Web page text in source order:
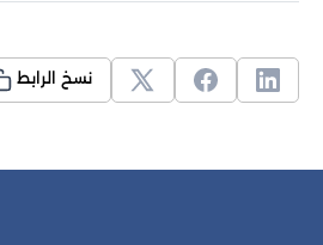
نسخ الرابط